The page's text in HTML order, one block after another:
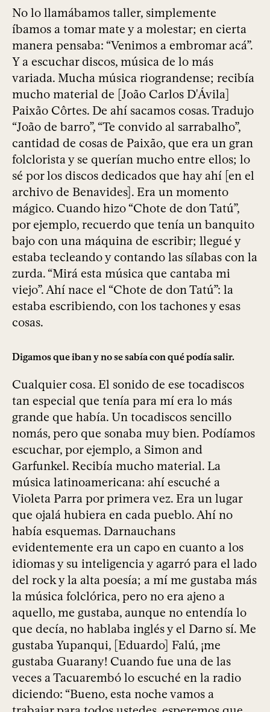
No lo llamábamos taller, simplemente
íbamos a tomar mate y a molestar; en cierta
manera pensaba: “Venimos a embromar acá”.
Y a escuchar discos, música de lo más
variada. Mucha música riograndense; recibía
mucho material de [João Carlos D'Ávila]
Paixão Côrtes. De ahí sacamos cosas. Tradujo
“João de barro”, “Te convido al sarrabalho”,
cantidad de cosas de Paixão, que era un gran
folclorista y se querían mucho entre ellos; lo
sé por los discos dedicados que hay ahí [en el
archivo de Benavides]. Era un momento
mágico. Cuando hizo “Chote de don Tatú”,
por ejemplo, recuerdo que tenía un banquito
bajo con una máquina de escribir; llegué y
estaba tecleando y contando las sílabas con la
zurda. “Mirá esta música que cantaba mi
viejo”. Ahí nace el “Chote de don Tatú”: la
estaba escribiendo, con los tachones y esas
cosas.
Digamos que iban y no se sabía con qué podía salir.
Cualquier cosa. El sonido de ese tocadiscos
tan especial que tenía para mí era lo más
grande que había. Un tocadiscos sencillo
nomás, pero que sonaba muy bien. Podíamos
escuchar, por ejemplo, a Simon and
Garfunkel. Recibía mucho material. La
música latinoamericana: ahí escuché a
Violeta Parra por primera vez. Era un lugar
que ojalá hubiera en cada pueblo. Ahí no
había esquemas. Darnauchans
evidentemente era un capo en cuanto a los
idiomas y su inteligencia y agarró para el lado
del rock y la alta poesía; a mí me gustaba más
la música folclórica, pero no era ajeno a
aquello, me gustaba, aunque no entendía lo
que decía, no hablaba inglés y el Darno sí. Me
gustaba Yupanqui, [Eduardo] Falú, ¡me
gustaba Guarany! Cuando fue una de las
veces a Tacuarembó lo escuché en la radio
diciendo: “Bueno, esta noche vamos a